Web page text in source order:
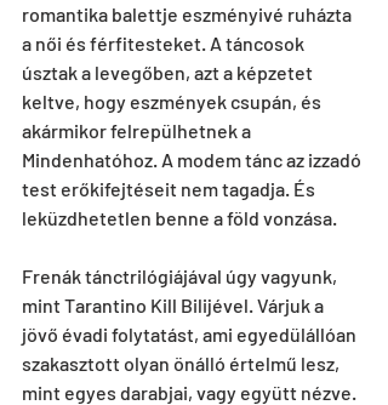
romantika balettje eszményivé ruházta
a női és férfitesteket. A táncosok
úsztak a levegőben, azt a képzetet
keltve, hogy eszmények csupán, és
akármikor felrepülhetnek a
Mindenhatóhoz. A modem tánc az izzadó
test erőkifejtéseit nem tagadja. És
leküzdhetetlen benne a föld vonzása.
Frenák tánctrilógiájával úgy vagyunk,
mint Tarantino Kill Bilijével. Várjuk a
jövő évadi folytatást, ami egyedülállóan
szakasztott olyan önálló értelmű lesz,
mint egyes darabjai, vagy együtt nézve.